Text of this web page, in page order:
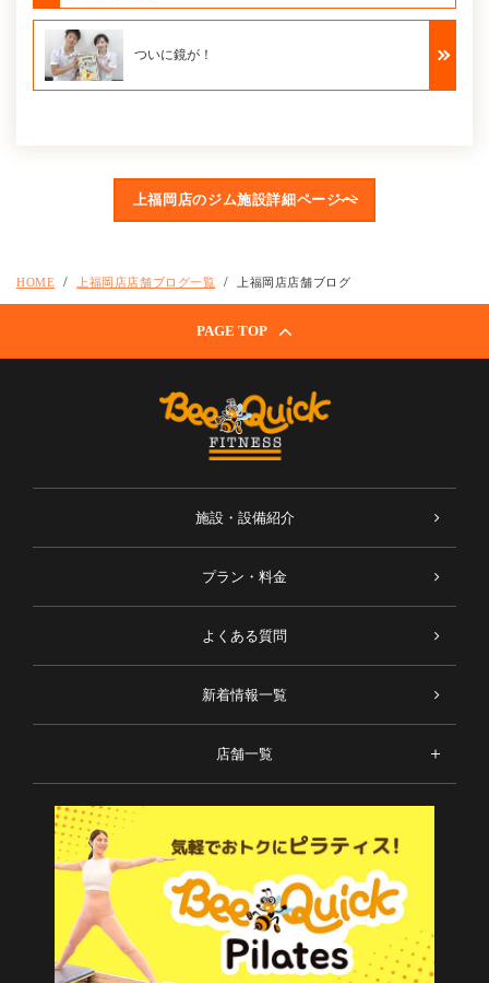
ついに鏡が！
上福岡店のジム施設詳細ページへ
HOME 上福岡店店舗ブログ一覧 上福岡店店舗ブログ
PAGE TOP
施設・設備紹介
プラン・料金
よくある質問
新着情報一覧
店舗一覧